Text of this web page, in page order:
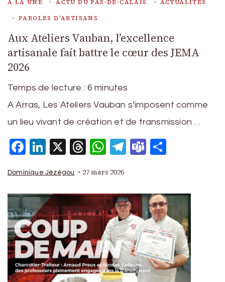
A LA UNE ACTU DU PAS-DE-CALAIS
ACTUALITÉS
PAROLES D'ARTISANS
Aux Ateliers Vauban, l’excellence
artisanale fait battre le cœur des JEMA
2026
Temps de lecture : 6 minutes
A Arras, Les Ateliers Vauban s’imposent comme
un lieu vivant de création et de transmission …
Facebook
LinkedIn
X Threads
WhatsApp
Telegram
Teams
Dominique Jézégou 27 mars 2026